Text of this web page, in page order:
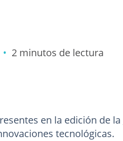
2 minutos de lectura
en la edición de la
tecnológicas.